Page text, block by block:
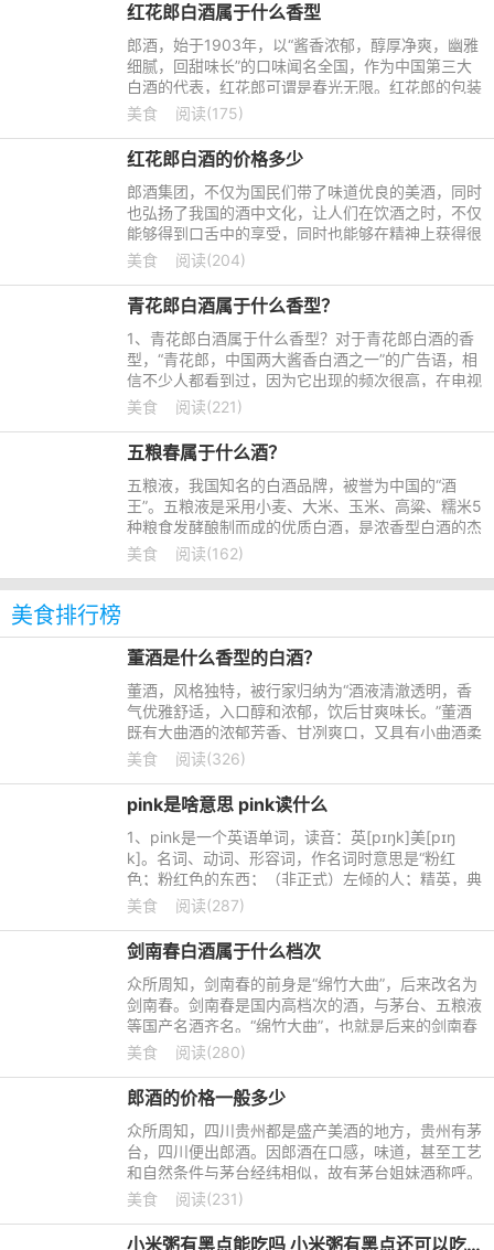
红花郎白酒属于什么香型
郎酒，始于1903年，以“酱香浓郁，醇厚净爽，幽雅
细腻，回甜味长”的口味闻名全国，作为中国第三大
白酒的代表，红花郎可谓是春光无限。红花郎的包装
跟它的名字一样，红红的外观很吸引人的眼球，其酒
美食 阅读(175)
红花郎白酒的价格多少
郎酒集团，不仅为国民们带了味道优良的美酒，同时
也弘扬了我国的酒中文化，让人们在饮酒之时，不仅
能够得到口舌中的享受，同时也能够在精神上获得很
大的寄托，并且更加的了解中国的酒文化深韵，其中
美食 阅读(204)
青花郎白酒属于什么香型？
1、青花郎白酒属于什么香型？对于青花郎白酒的香
型，“青花郎，中国两大酱香白酒之一”的广告语，相
信不少人都看到过，因为它出现的频次很高，在电视
上、机场、车站等很多地方都能见到，是酱香型白酒
美食 阅读(221)
五粮春属于什么酒？
五粮液，我国知名的白酒品牌，被誉为中国的“酒
王”。五粮液是采用小麦、大米、玉米、高粱、糯米5
种粮食发酵酿制而成的优质白酒，是浓香型白酒的杰
出代表。旗下有多个不同的品牌，比如五粮春就是不
美食 阅读(162)
美食排行榜
董酒是什么香型的白酒？
董酒，风格独特，被行家归纳为“酒液清澈透明，香
气优雅舒适，入口醇和浓郁，饮后甘爽味长。”董酒
既有大曲酒的浓郁芳香、甘冽爽口，又具有小曲酒柔
绵、醇和、回甜，饮后不干、不燥、不易上头，余味
美食 阅读(326)
pink是啥意思 pink读什么
1、pink是一个英语单词，读音：英[pɪŋk]美[pɪŋ
k]。名词、动词、形容词，作名词时意思是“粉红
色；粉红色的东西；（非正式）左倾的人；精英，典
范；石竹科；尖尾帆船；（旧）微黄颜料”，作动词
美食 阅读(287)
剑南春白酒属于什么档次
众所周知，剑南春的前身是“绵竹大曲”，后来改名为
剑南春。剑南春是国内高档次的酒，与茅台、五粮液
等国产名酒齐名。“绵竹大曲”，也就是后来的剑南春
曾经为皇室专享贡品，毋庸置疑，这样的白酒档次是
美食 阅读(280)
郎酒的价格一般多少
众所周知，四川贵州都是盛产美酒的地方，贵州有茅
台，四川便出郎酒。因郎酒在口感，味道，甚至工艺
和自然条件与茅台经纬相似，故有茅台姐妹酒称呼。
也算是对两种酒的一种肯定，那这样的酒价格多少
美食 阅读(231)
小米粥有黑点能吃吗 小米粥有黑点还可以吃吗